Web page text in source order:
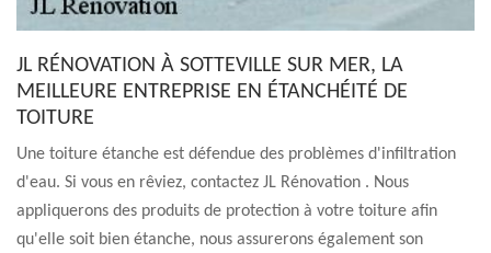
JL RÉNOVATION À SOTTEVILLE SUR MER, LA
MEILLEURE ENTREPRISE EN ÉTANCHÉITÉ DE
TOITURE
Une toiture étanche est défendue des problèmes d'infiltration
d'eau. Si vous en rêviez, contactez JL Rénovation . Nous
appliquerons des produits de protection à votre toiture afin
qu'elle soit bien étanche, nous assurerons également son